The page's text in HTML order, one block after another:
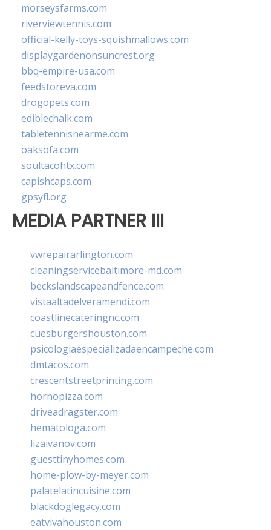
morseysfarms.com
riverviewtennis.com
official-kelly-toys-squishmallows.com
displaygardenonsuncrest.org
bbq-empire-usa.com
feedstoreva.com
drogopets.com
ediblechalk.com
tabletennisnearme.com
oaksofa.com
soultacohtx.com
capishcaps.com
gpsyfl.org
MEDIA PARTNER III
vwrepairarlington.com
cleaningservicebaltimore-md.com
beckslandscapeandfence.com
vistaaltadelveramendi.com
coastlinecateringnc.com
cuesburgershouston.com
psicologiaespecializadaencampeche.com
dmtacos.com
crescentstreetprinting.com
hornopizza.com
driveadragster.com
hematologa.com
lizaivanov.com
guesttinyhomes.com
home-plow-by-meyer.com
palatelatincuisine.com
blackdoglegacy.com
eatvivahouston.com